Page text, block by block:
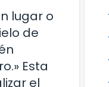
lugar o
de
Esta
el